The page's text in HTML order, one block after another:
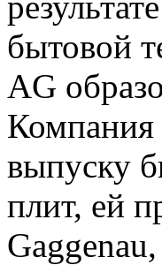
бытовой
AG
Компания
выпуску
плит, ей